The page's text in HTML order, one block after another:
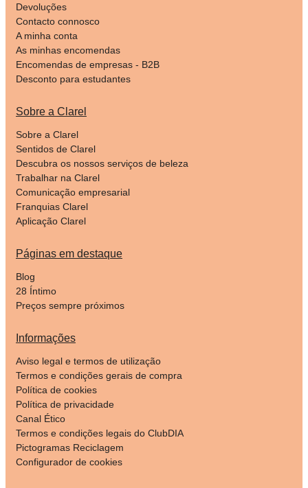
Devoluções
Contacto connosco
A minha conta
As minhas encomendas
Encomendas de empresas - B2B
Desconto para estudantes
Sobre a Clarel
Sobre a Clarel
Sentidos de Clarel
Descubra os nossos serviços de beleza
Trabalhar na Clarel
Comunicação empresarial
Franquias Clarel
Aplicação Clarel
Páginas em destaque
Blog
28 Íntimo
Preços sempre próximos
Informações
Aviso legal e termos de utilização
Termos e condições gerais de compra
Política de cookies
Política de privacidade
Canal Ético
Termos e condições legais do ClubDIA
Pictogramas Reciclagem
Configurador de cookies